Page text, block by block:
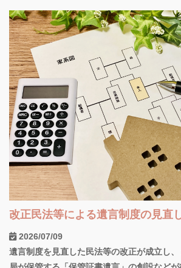
改正民法等による遺言制度の見直
2026/07/09
遺言制度を見直した民法等の改正が成立し